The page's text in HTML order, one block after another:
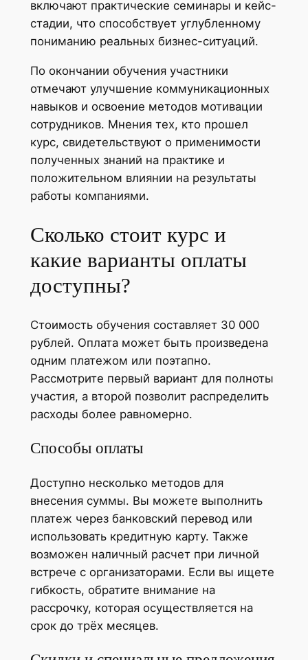
включают практические семинары и кейс-
стадии, что способствует углубленному
пониманию реальных бизнес-ситуаций.
По окончании обучения участники
отмечают улучшение коммуникационных
навыков и освоение методов мотивации
сотрудников. Мнения тех, кто прошел
курс, свидетельствуют о применимости
полученных знаний на практике и
положительном влиянии на результаты
работы компаниями.
Сколько стоит курс и
какие варианты оплаты
доступны?
Стоимость обучения составляет 30 000
рублей. Оплата может быть произведена
одним платежом или поэтапно.
Рассмотрите первый вариант для полноты
участия, а второй позволит распределить
расходы более равномерно.
Способы оплаты
Доступно несколько методов для
внесения суммы. Вы можете выполнить
платеж через банковский перевод или
использовать кредитную карту. Также
возможен наличный расчет при личной
встрече с организаторами. Если вы ищете
гибкость, обратите внимание на
рассрочку, которая осуществляется на
срок до трёх месяцев.